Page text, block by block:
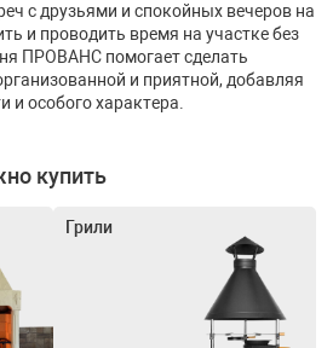
с друзьями и спокойных вечеров на
и проводить время на участке без
ПРОВАНС помогает сделать
и приятной, добавляя
и особого характера.
купить
Грили